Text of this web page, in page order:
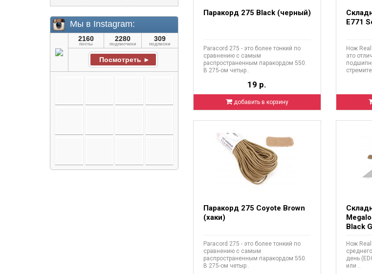
Паракорд 275 Black (черный)
Paracord 275 - это более тонкий по
сравнению с самым
распространенным паракордом 550.
В 275-ом четыр..
19 р.
добавить в корзину
E771
Нож Real
это
Паракорд 275 Coyote Brown
(хаки)
Paracord 275 - это более тонкий по
сравнению с самым
распространенным паракордом 550.
В 275-ом четыр..
Black
Нож Real
день
или ..